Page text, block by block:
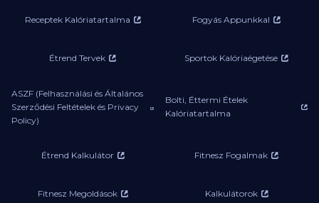
Receptek Kalóriatartalma Fogyás Appunkkal
Étrend Tervek Sportok Kalóriaégetése
ASZF (Felhasználási és Általános
Szerződési Feltételek és Privacy
Policy)
Bolti, Éttermi Ételek
Kalóriatartalma
Étrend Kalkulátor Fitnesz Fogalmak
Fitnesz Megoldások Kalkulátorok